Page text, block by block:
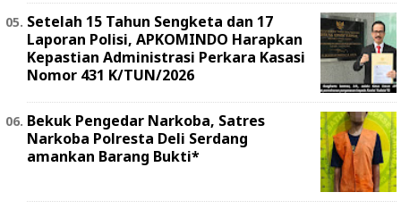
Setelah 15 Tahun Sengketa dan 17
Laporan Polisi, APKOMINDO Harapkan
Kepastian Administrasi Perkara Kasasi
Nomor 431 K/TUN/2026
Bekuk Pengedar Narkoba, Satres
Narkoba Polresta Deli Serdang
amankan Barang Bukti*